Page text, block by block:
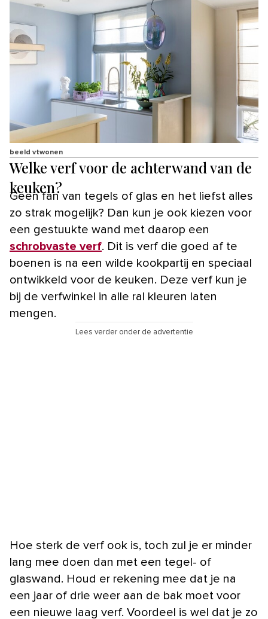
beeld vtwonen
Welke verf voor de achterwand van de
keuken?
Geen fan van tegels of glas en het liefst alles
zo strak mogelijk? Dan kun je ook kiezen voor
een gestuukte wand met daarop een
schrobvaste verf. Dit is verf die goed af te
boenen is na een wilde kookpartij en speciaal
ontwikkeld voor de keuken. Deze verf kun je
bij de verfwinkel in alle ral kleuren laten
mengen.
Lees verder onder de advertentie
Hoe sterk de verf ook is, toch zul je er minder
lang mee doen dan met een tegel- of
glaswand. Houd er rekening mee dat je na
een jaar of drie weer aan de bak moet voor
een nieuwe laag verf. Voordeel is wel dat je zo